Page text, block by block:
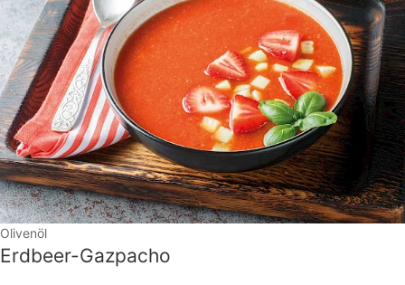
Olivenöl
Erdbeer-Gazpacho